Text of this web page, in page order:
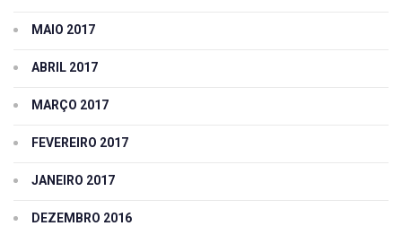
MAIO 2017
ABRIL 2017
MARÇO 2017
FEVEREIRO 2017
JANEIRO 2017
DEZEMBRO 2016